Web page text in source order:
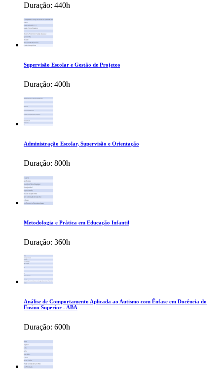
Duração: 440h
Supervisão Escolar e Gestão de Projetos
Duração: 400h
Administração Escolar, Supervisão e Orientação
Duração: 800h
Metodologia e Prática em Educação Infantil
Duração: 360h
Análise de Comportamento Aplicada ao Autismo com Ênfase em Docência do
Ensino Superior - ABA
Duração: 600h